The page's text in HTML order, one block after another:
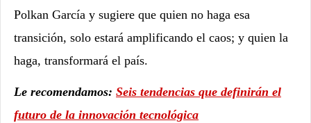
Polkan García y sugiere que quien no haga esa
transición, solo estará amplificando el caos; y quien la
haga, transformará el país.
Le recomendamos: Seis tendencias que definirán el
futuro de la innovación tecnológica